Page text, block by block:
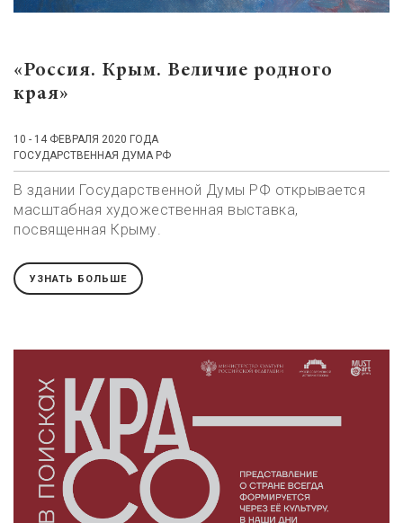
«Россия. Крым. Величие родного
края»
10 - 14 ФЕВРАЛЯ 2020 ГОДА
ГОСУДАРСТВЕННАЯ ДУМА РФ
В здании Государственной Думы РФ открывается
масштабная художественная выставка,
посвященная Крыму.
УЗНАТЬ БОЛЬШЕ